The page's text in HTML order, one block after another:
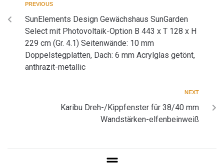
PREVIOUS
SunElements Design Gewächshaus SunGarden
Select mit Photovoltaik-Option B 443 x T 128 x H
229 cm (Gr. 4.1) Seitenwände: 10 mm
Doppelstegplatten, Dach: 6 mm Acrylglas getönt,
anthrazit-metallic
NEXT
Karibu Dreh-/Kippfenster für 38/40 mm
Wandstärken-elfenbeinweiß